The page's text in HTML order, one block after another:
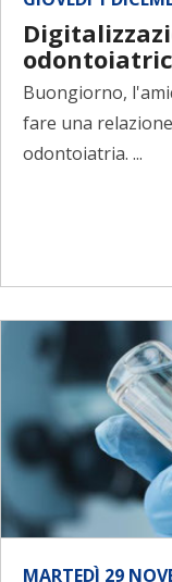
Buongiorno,
fare una
odontoiatria. ...
MARTEDÌ 29